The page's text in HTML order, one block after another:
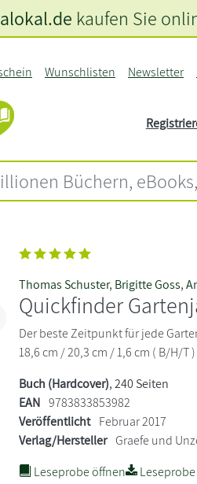
Wunschlisten Newsletter
kaufen Sie
Thomas Schuster, Brigitte Goss,
Quickfinder
Der beste Zeitpunkt für jede
18,6 cm / 20,3 cm / 1,6 cm ( B/H/T )
Buch (Hardcover), 240 Seiten
EAN 9783833853982
Veröffentlicht Februar 2017
Verlag/Hersteller Graefe und
Leseprobe öffnen